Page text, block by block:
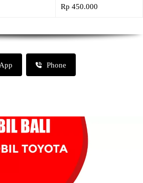
Rp 450.000
Phone